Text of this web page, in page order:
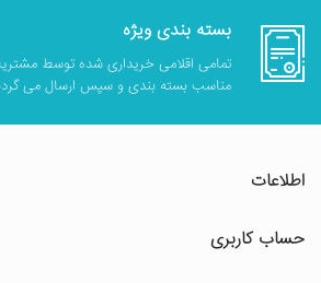
بسته بندی ویژه
تمامی اقلامی خریداری شده توسط
مناسب بسته بندی و سپس ارسال می
اطلاعات
حساب کاربری